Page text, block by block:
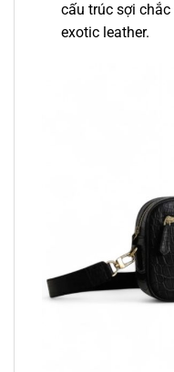
cấu trúc sợi
exotic leather.